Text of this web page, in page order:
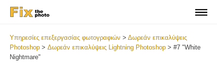
Υπηρεσίες επεξεργασίας φωτογραφιών > Δωρεάν επικαλύψεις
Photoshop > Δωρεάν επικαλύψεις Lightning Photoshop > #7 "White
Nightmare"